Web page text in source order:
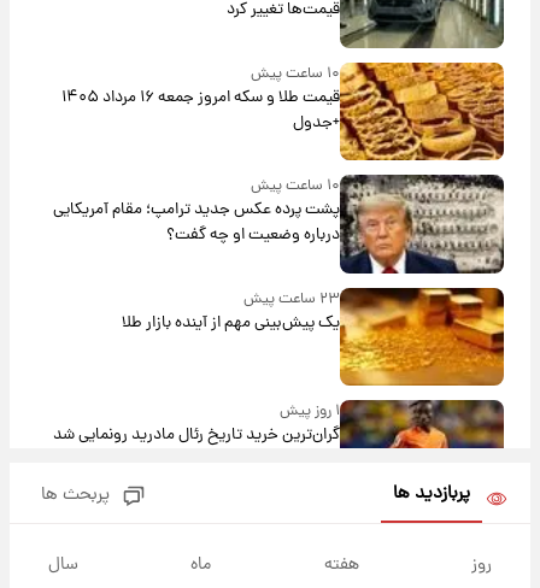
قیمت‌ها تغییر کرد
۱۰ ساعت پیش
قیمت طلا و سکه امروز جمعه ۱۶ مرداد ۱۴۰۵
+جدول
۱۰ ساعت پیش
پشت پرده عکس جدید ترامپ؛ مقام آمریکایی
درباره وضعیت او چه گفت؟
۲۳ ساعت پیش
یک پیش‌بینی مهم از آینده بازار طلا
۱ روز پیش
گران‌ترین خرید تاریخ رئال مادرید رونمایی شد
روزها پربارش‌تر خواهند بود؟
پربازدید ها پربحث ها
روز هفته ماه سال